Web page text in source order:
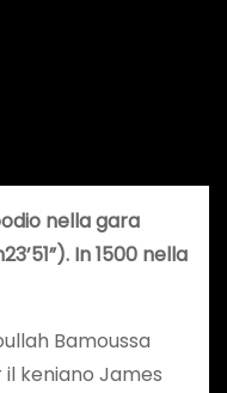
nella gara
In 1500 nella
Bamoussa
keniano James